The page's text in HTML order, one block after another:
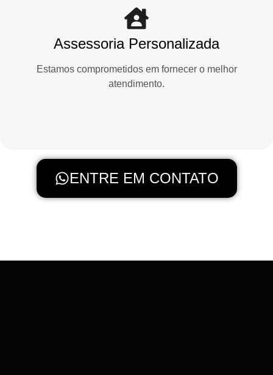
Assessoria Personalizada
Estamos comprometidos em fornecer o melhor
atendimento.
ENTRE EM CONTATO